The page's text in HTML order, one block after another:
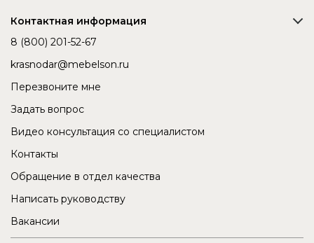
Контактная информация
8 (800) 201-52-67
krasnodar@mebelson.ru
Перезвоните мне
Задать вопрос
Видео консультация со специалистом
Контакты
Обращение в отдел качества
Написать руководству
Вакансии